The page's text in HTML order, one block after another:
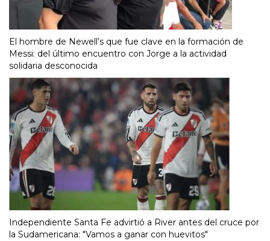
El hombre de Newell’s que fue clave en la formación de
Messi: del último encuentro con Jorge a la actividad
solidaria desconocida
Independiente Santa Fe advirtió a River antes del cruce por
la Sudamericana: "Vamos a ganar con huevitos"